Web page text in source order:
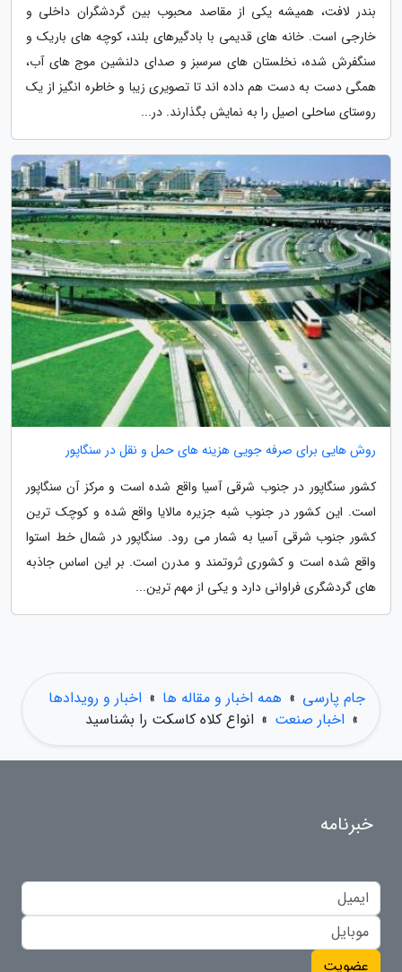
بندر لافت، همیشه یکی از مقاصد محبوب بین گردشگران داخلی و
خارجی است. خانه های قدیمی با بادگیرهای بلند، کوچه های باریک و
سنگفرش شده، نخلستان های سرسبز و صدای دلنشین موج های آب،
همگی دست به دست هم داده اند تا تصویری زیبا و خاطره انگیز از یک
روستای ساحلی اصیل را به نمایش بگذارند. در...
روش هایی برای صرفه جویی هزینه های حمل و نقل در سنگاپور
کشور سنگاپور در جنوب شرقی آسیا واقع شده است و مرکز آن سنگاپور
است. این کشور در جنوب شبه جزیره مالایا واقع شده و کوچک ترین
کشور جنوب شرقی آسیا به شمار می رود. سنگاپور در شمال خط استوا
واقع شده است و کشوری ثروتمند و مدرن است. بر این اساس جاذبه
های گردشگری فراوانی دارد و یکی از مهم ترین...
جام پارسی » همه اخبار و مقاله ها » اخبار و رویدادها
» اخبار صنعت » انواع کلاه کاسکت را بشناسید
خبرنامه
عضویت